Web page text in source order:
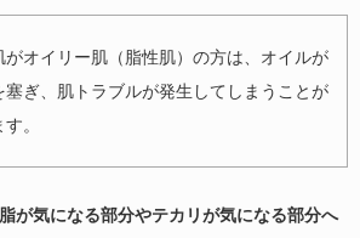
がオイリー肌（脂性肌）の方は、オイルが
塞ぎ、肌トラブルが発生してしまうことが
。
が気になる部分やテカリが気になる部分へ